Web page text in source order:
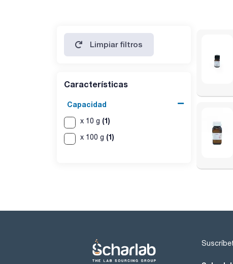
etanol, en sustancia seca): 1100 - 1300
Limpiar filtros
Características
Capacidad
x 10 g (1)
x 100 g (1)